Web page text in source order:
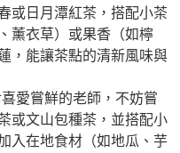
或日月潭紅茶，搭配小茶
薰衣草）或果香（如檸
，能讓茶點的清新風味與
愛嘗鮮的老師，不妨嘗
或文山包種茶，並搭配小
入在地食材（如地瓜、芋